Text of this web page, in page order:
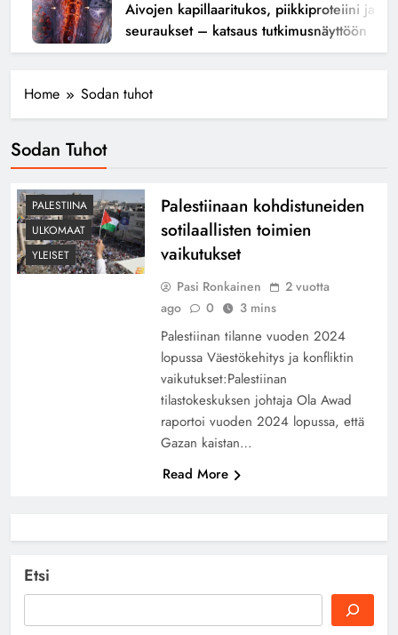
Aivojen kapillaaritukos, piikkiproteiini ja
seuraukset – katsaus tutkimusnäyttöön
Home Sodan tuhot
Sodan Tuhot
PALESTIINA
ULKOMAAT
YLEISET
Palestiinaan kohdistuneiden
sotilaallisten toimien
vaikutukset
Pasi Ronkainen
2 vuotta
ago
0 3 mins
Palestiinan tilanne vuoden 2024
lopussa Väestökehitys ja konfliktin
vaikutukset:Palestiinan
tilastokeskuksen johtaja Ola Awad
raportoi vuoden 2024 lopussa, että
Gazan kaistan…
Read More
Etsi